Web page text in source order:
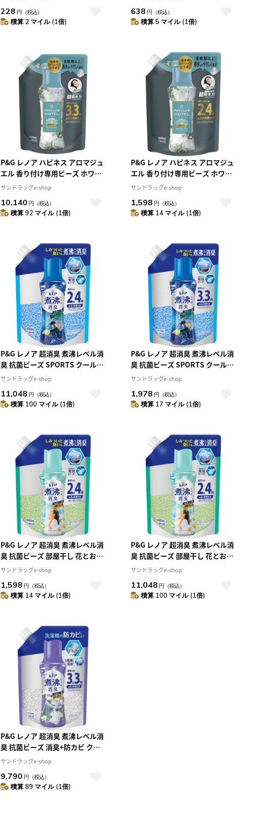
228 円 （税込）
積算 2 マイル (1倍)
638 円 （税込）
積算 5 マイル (1倍)
P&G レノア ハピネス アロマジュ
エル 香り付け専用ビーズ ホワイ
トティー 詰め替え 超特大
サンドラッグe-shop
10,140 円 （税込）
積算 92 マイル (1倍)
P&G レノア ハピネス アロマジュ
エル 香り付け専用ビーズ ホワイ
トティー 詰め替え 特大 1040mL
サンドラッグe-shop
1,598 円 （税込）
積算 14 マイル (1倍)
P&G レノア 超消臭 煮沸レベル消
臭 抗菌ビーズ SPORTS クールリ
フレッシュ&シトラス 詰替
サンドラッグe-shop
11,048 円 （税込）
積算 100 マイル (1倍)
P&G レノア 超消臭 煮沸レベル消
臭 抗菌ビーズ SPORTS クールリ
フレッシュ&シトラス 詰め替え
サンドラッグe-shop
1,978 円 （税込）
積算 17 マイル (1倍)
P&G レノア 超消臭 煮沸レベル消
臭 抗菌ビーズ 部屋干し 花とおひ
さまの香り 詰め替え 1040mL
サンドラッグe-shop
1,598 円 （税込）
積算 14 マイル (1倍)
P&G レノア 超消臭 煮沸レベル消
臭 抗菌ビーズ 部屋干し 花とおひ
さまの香り 詰め替え 1040mL【7
サンドラッグe-shop
11,048 円 （税込）
積算 100 マイル (1倍)
P&G レノア 超消臭 煮沸レベル消
臭 抗菌ビーズ 消臭+防カビ クリ
ーンフレッシュ 詰め替え
サンドラッグe-shop
9,790 円 （税込）
積算 89 マイル (1倍)